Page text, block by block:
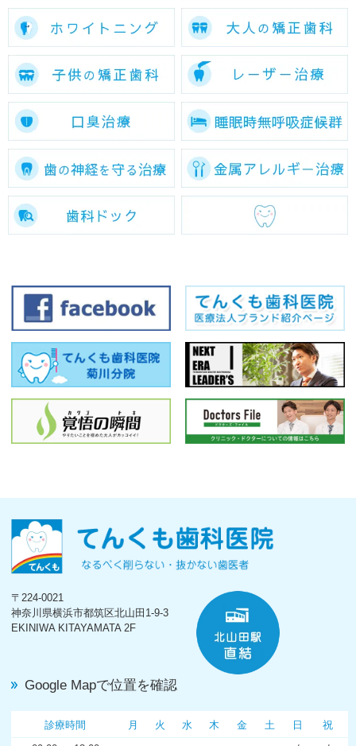
〒224-0021
神奈川県横浜市都筑区北山田1-9-3
EKINIWA KITAYAMATA 2F
Google Mapで位置を確認
診療時間 月 火 水 木 金 土 日
祝